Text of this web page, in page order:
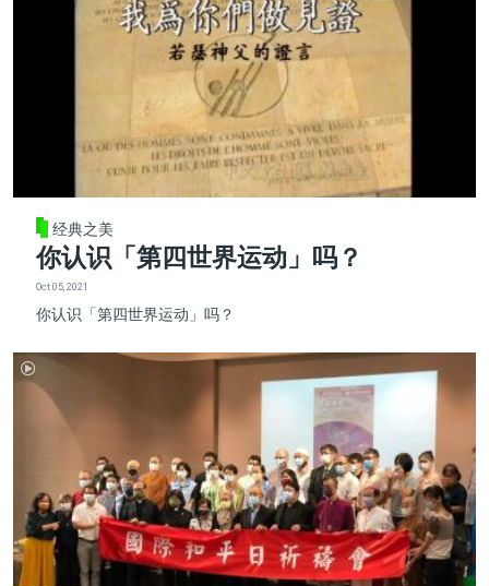
经典之美
你认识「第四世界运动」吗？
Oct 05, 2021
你认识「第四世界运动」吗？